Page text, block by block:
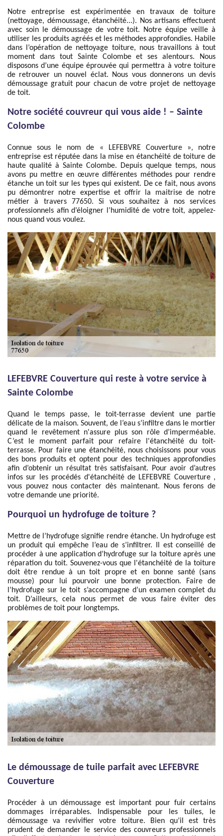
Notre entreprise est expérimentée en travaux de toiture
(nettoyage, démoussage, étanchéité...). Nos artisans effectuent
avec soin le démoussage de votre toit. Notre équipe veille à
utiliser les produits agréés et les méthodes approfondies. Habile
dans l’opération de nettoyage toiture, nous travaillons à tout
moment dans tout Sainte Colombe et ses alentours. Nous
disposons d’une équipe éprouvée qui permettra à votre toiture
de retrouver un nouvel éclat. Nous vous donnerons un devis
démoussage gratuit pour chacun de votre projet de nettoyage
de toit.
Notre société couvreur qui vous aide ! – Sainte
Colombe
Connue sous le nom de « LEFEBVRE Couverture », notre
entreprise est réputée dans la mise en étanchéité de toiture de
haute qualité à Sainte Colombe. Depuis quelque temps, nous
avons pu mettre en œuvre différentes méthodes pour rendre
étanche un toit sur les types qui existent. De ce fait, nous avons
pu démontrer notre expertise et offrir la maitrise de notre
métier à travers 77650. Si vous souhaitez à nos services
professionnels afin d’éloigner l’humidité de votre toit, appelez-
nous quand vous voulez.
LEFEBVRE Couverture qui reste à votre service à
Sainte Colombe
Quand le temps passe, le toit-terrasse devient une partie
délicate de la maison. Souvent, de l’eau s’infiltre dans le mortier
quand le revêtement n'assure plus son rôle d’imperméable.
C’est le moment parfait pour refaire l'étanchéité du toit-
terrasse. Pour faire une étanchéité, nous choisissons pour vous
des bons produits et optent pour des techniques approfondies
afin d’obtenir un résultat très satisfaisant. Pour avoir d’autres
infos sur les procédés d'étanchéité de LEFEBVRE Couverture ,
vous pouvez nous contacter dès maintenant. Nous ferons de
votre demande une priorité.
Pourquoi un hydrofuge de toiture ?
Mettre de l’hydrofuge signifie rendre étanche. Un hydrofuge est
un produit qui empêche l’eau de s’infiltrer. Il est conseillé de
procéder à une application d’hydrofuge sur la toiture après une
réparation du toit. Souvenez-vous que l'étanchéité de la toiture
doit être rendue à un toit propre et en bonne santé (sans
mousse) pour lui pourvoir une bonne protection. Faire de
l’hydrofuge sur le toit s’accompagne d’un examen complet du
toit. D’ailleurs, cela nous permet de vous faire éviter des
problèmes de toit pour longtemps.
Le démoussage de tuile parfait avec LEFEBVRE
Couverture
Procéder à un démoussage est important pour fuir certains
dommages irréparables. Indispensable pour les tuiles, le
démoussage va revivifier votre toiture. Bien qu’il est très
prudent de demander le service des couvreurs professionnels